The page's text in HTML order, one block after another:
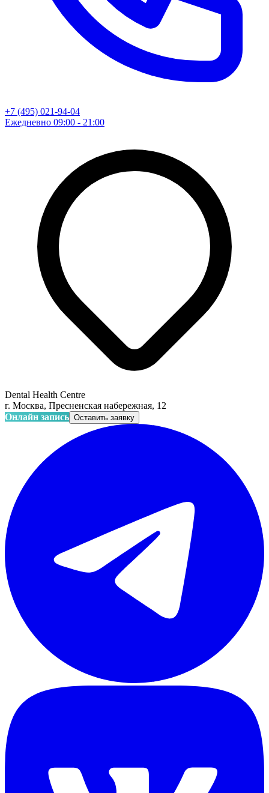
+7 (495) 021-94-04
Ежедневно 09:00 - 21:00
Dental Health Centre
г. Москва, Пресненская набережная, 12
Онлайн запись Оставить заявку